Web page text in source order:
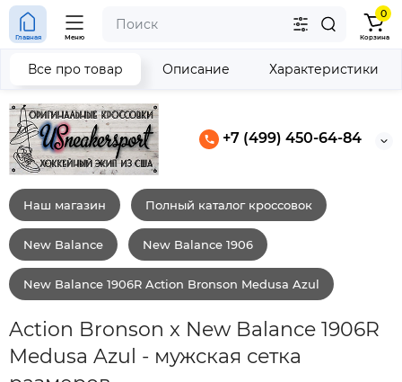
+7 (499) 450-64-84
Главная Меню
0
Корзина
Наш магазин Полный каталог кроссовок
New Balance New Balance 1906
New Balance 1906R Action Bronson Medusa Azul
Action Bronson x New Balance 1906R
Medusa Azul - мужская сетка
Все про товар Описание Характеристики